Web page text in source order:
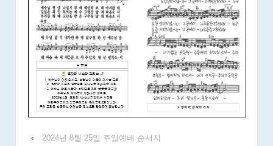
‹
2024년 8월 25일 주일예배 순서지